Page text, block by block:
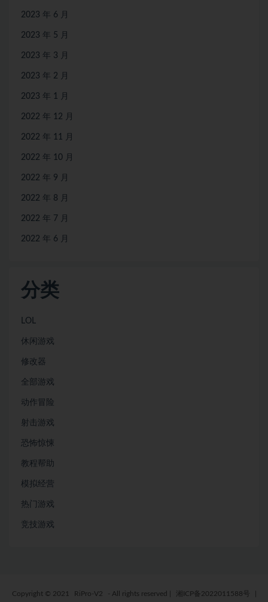
2023 年 6 月
2023 年 5 月
2023 年 3 月
2023 年 2 月
2023 年 1 月
2022 年 12 月
2022 年 11 月
2022 年 10 月
2022 年 9 月
2022 年 8 月
2022 年 7 月
2022 年 6 月
分类
LOL
休闲游戏
修改器
全部游戏
动作冒险
射击游戏
恐怖惊悚
教程帮助
模拟经营
热门游戏
竞技游戏
Copyright © 2021 RiPro-V2 - All rights reserved 湘ICP备2022011588号